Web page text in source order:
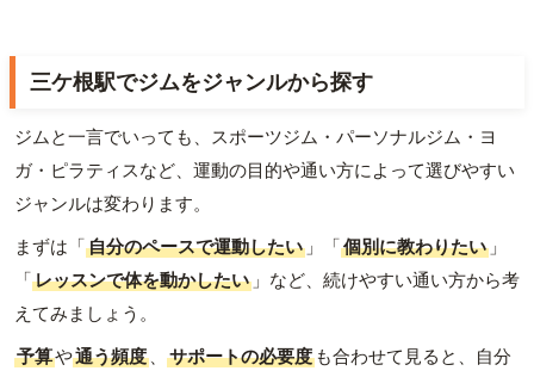
三ケ根駅でジムをジャンルから探す
ジムと一言でいっても、スポーツジム・パーソナルジム・ヨ
ガ・ピラティスなど、運動の目的や通い方によって選びやすい
ジャンルは変わります。
まずは「自分のペースで運動したい 」「個別に教わりたい 」
「レッスンで体を動かしたい 」など、続けやすい通い方から考
えてみましょう。
予算や通う頻度 、 サポートの必要度 も合わせて見ると、自分